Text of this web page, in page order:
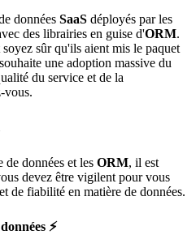
données SaaS déployés par les
des librairies en guise d'ORM.
sûr qu'ils aient mis le paquet
une adoption massive du
du service et de la
vous.
de données et les ORM, il est
devez être vigilent pour vous
de fiabilité en matière de données.
⚡️